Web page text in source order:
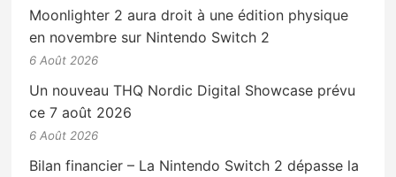
Moonlighter 2 aura droit à une édition physique
en novembre sur Nintendo Switch 2
6 Août 2026
Un nouveau THQ Nordic Digital Showcase prévu
ce 7 août 2026
6 Août 2026
Bilan financier – La Nintendo Switch 2 dépasse la